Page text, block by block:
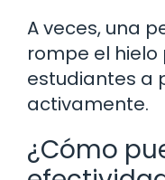
A veces, una
rompe el
estudiantes a
activamente.
¿Cómo